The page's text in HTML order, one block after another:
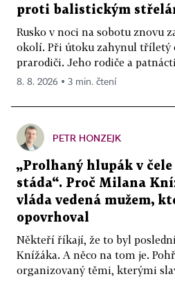
proti balistickým
Rusko v noci na sobotu znovu
okolí. Při útoku zahynul tříletý
prarodiči. Jeho rodiče a
8. 8. 2026 ▪ 3 min. čtení
PETR HONZEJK
„Prolhaný hlupák v
stáda“. Proč Milana
vláda vedená mužem,
opovrhoval
Někteří říkají, že to byl
Knížáka. A něco na tom je.
organizovaný těmi, kterými